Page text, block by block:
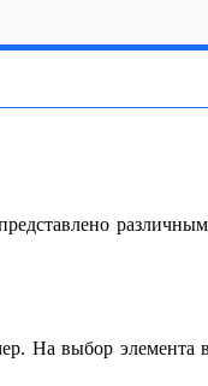
На выбор элемента